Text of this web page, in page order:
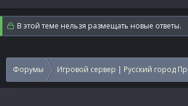
В этой теме нельзя размещать новые ответы.
Форумы Игровой сервер | Русский город